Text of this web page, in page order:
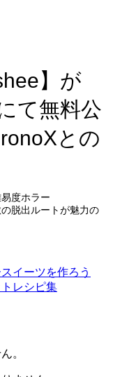
】が
て無料公
との
度ホラー
脱出ルートが魅力の
イーツを作ろう
レシピ集
。